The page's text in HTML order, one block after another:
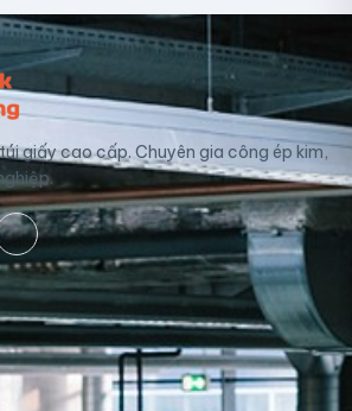
giấy cao cấp. Chuyên gia công ép kim,